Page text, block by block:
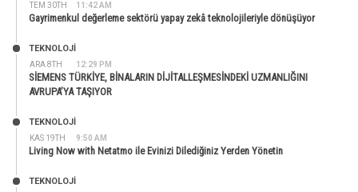
TEM 30TH 11:42 AM
Gayrimenkul değerleme sektörü yapay zekâ teknolojileriyle dönüşüyor
ARA 8TH 12:29 PM
TEKNOLOJİ
SİEMENS TÜRKİYE, BİNALARIN DİJİTALLEŞMESİNDEKİ UZMANLIĞINI
AVRUPA’YA TAŞIYOR
KAS 19TH 9:50 AM
TEKNOLOJİ
Living Now with Netatmo ile Evinizi Dilediğiniz Yerden Yönetin
TEKNOLOJİ